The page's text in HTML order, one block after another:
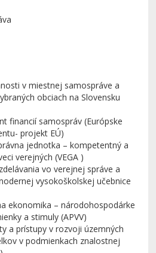
v miestnej samospráve a
obciach na Slovensku
financií samospráv (Európske
projekt EÚ)
jednotka – kompetentný a
verejných (VEGA )
vo verejnej správe a
vysokoškolskej učebnice
ekonomika – národohospodárke
a stimuly (APVV)
a prístupy v rozvoji územných
v podmienkach znalostnej